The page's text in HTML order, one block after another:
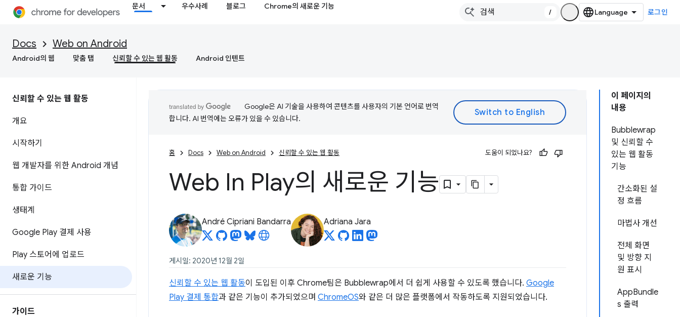
문서 우수사례 블로그 Chrome의 새로운 기능
/ 로그인
Docs Web on Android
Android의 웹 맞춤 탭 신뢰할 수 있는 웹 활동 Android 인텐트
신뢰할 수 있는 웹 활동
개요
시작하기
웹 개발자를 위한 Android 개념
통합 가이드
생태계
Google Play 결제 사용
Play 스토어에 업로드
새로운 기능
가이드
이 페이지의
내용
Bubblewrap
및 신뢰할 수
있는 웹 활동
기능
간소화된 설
정 흐름
마법사 개선
전체 화면
및 방향 지
원 표시
AppBundle
s 출력
Google은 AI 기술을 사용하여 콘텐츠를 사용자의 기본 언어로 번역
합니다. AI 번역에는 오류가 있을 수 있습니다.
홈 Docs Web on Android 신뢰할 수 있는 웹 활동 도움이 되었나요?
Web In Play의 새로운 기능
André Cipriani Bandarra Adriana Jara
게시일: 2020년 12월 2일
신뢰할 수 있는 웹 활동이 도입된 이후 Chrome팀은 Bubblewrap에서 더 쉽게 사용할 수 있도록 했습니다. Google
Play 결제 통합과 같은 기능이 추가되었으며 ChromeOS와 같은 더 많은 플랫폼에서 작동하도록 지원되었습니다.